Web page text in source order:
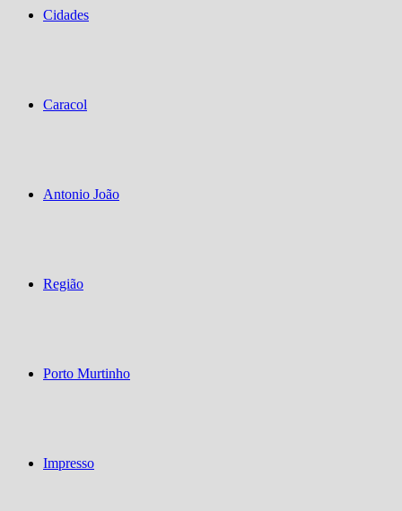
Cidades
Caracol
Antonio João
Região
Porto Murtinho
Impresso